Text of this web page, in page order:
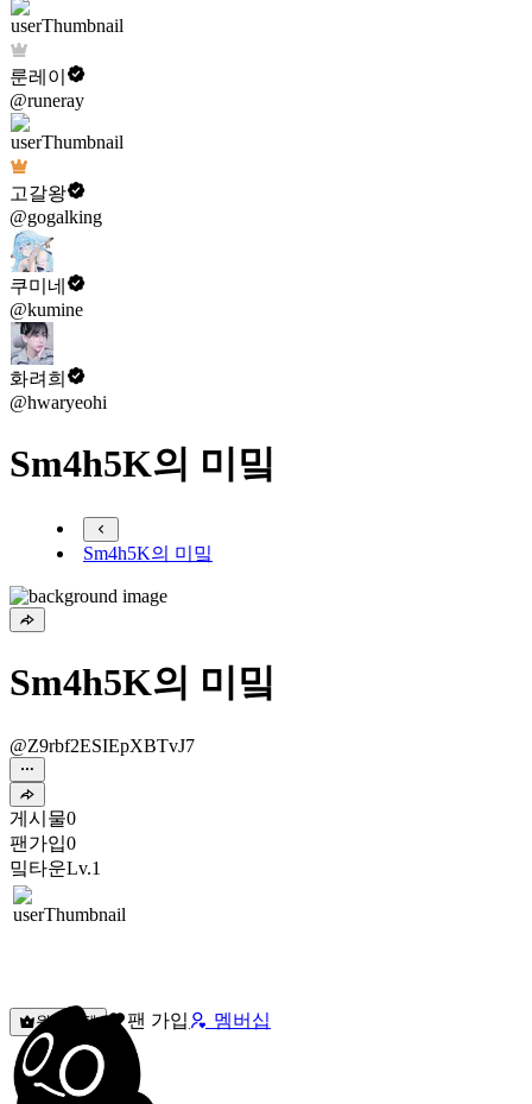
룬레이
@runeray
고갈왕
@gogalking
쿠미네
@kumine
화려희
@hwaryeohi
Sm4h5K의 미밐
Sm4h5K의 미밐
Sm4h5K의 미밐
@Z9rbf2ESIEpXBTvJ7
게시물0
팬가입0
밐타운Lv.1
원픽선택 팬 가입 멤버십
밐타운
피드